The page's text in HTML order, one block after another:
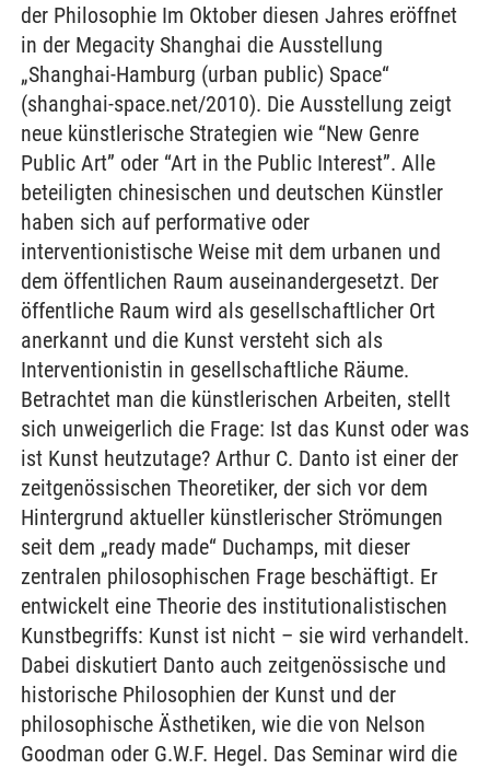
der Philosophie Im Oktober diesen Jahres eröffnet
in der Megacity Shanghai die Ausstellung
„Shanghai-Hamburg (urban public) Space“
(shanghai-space.net/2010). Die Ausstellung zeigt
neue künstlerische Strategien wie “New Genre
Public Art” oder “Art in the Public Interest”. Alle
beteiligten chinesischen und deutschen Künstler
haben sich auf performative oder
interventionistische Weise mit dem urbanen und
dem öffentlichen Raum auseinandergesetzt. Der
öffentliche Raum wird als gesellschaftlicher Ort
anerkannt und die Kunst versteht sich als
Interventionistin in gesellschaftliche Räume.
Betrachtet man die künstlerischen Arbeiten, stellt
sich unweigerlich die Frage: Ist das Kunst oder was
ist Kunst heutzutage? Arthur C. Danto ist einer der
zeitgenössischen Theoretiker, der sich vor dem
Hintergrund aktueller künstlerischer Strömungen
seit dem „ready made“ Duchamps, mit dieser
zentralen philosophischen Frage beschäftigt. Er
entwickelt eine Theorie des institutionalistischen
Kunstbegriffs: Kunst ist nicht – sie wird verhandelt.
Dabei diskutiert Danto auch zeitgenössische und
historische Philosophien der Kunst und der
philosophische Ästhetiken, wie die von Nelson
Goodman oder G.W.F. Hegel. Das Seminar wird die